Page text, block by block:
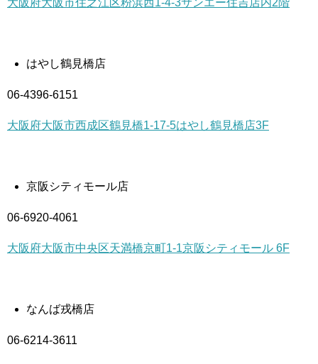
大阪府大阪市住之江区粉浜西1-4-3サンエー住吉店内2階
はやし鶴見橋店
06-4396-6151
大阪府大阪市西成区鶴見橋1-17-5はやし鶴見橋店3F
京阪シティモール店
06-6920-4061
大阪府大阪市中央区天満橋京町1-1京阪シティモール 6F
なんば戎橋店
06-6214-3611